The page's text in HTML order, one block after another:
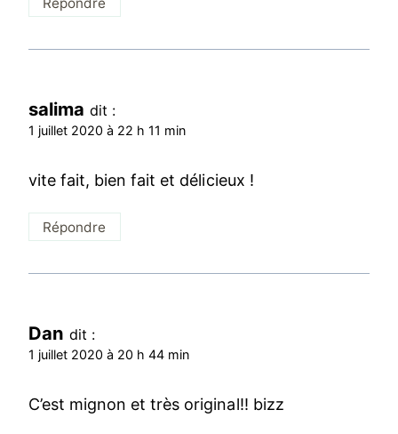
salima dit :
1 juillet 2020 à 22 h 11 min
vite fait, bien fait et délicieux !
Répondre
Dan dit :
1 juillet 2020 à 20 h 44 min
C’est mignon et très original!! bizz